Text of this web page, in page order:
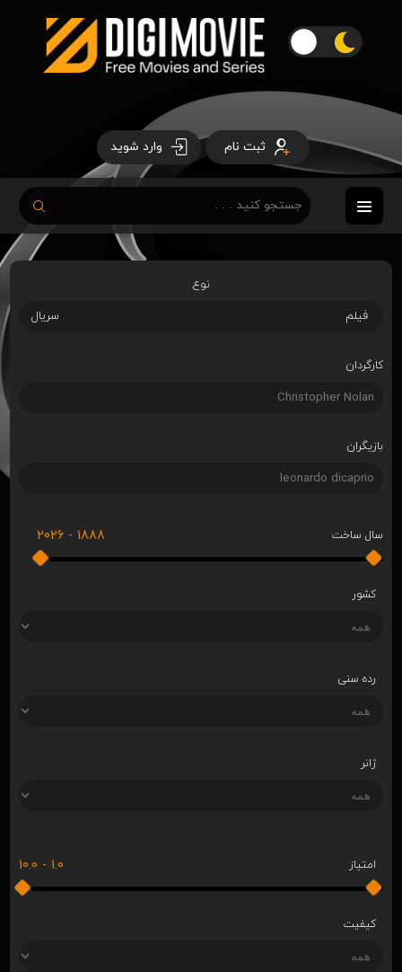
ثبت نام وارد شوید
نوع
فیلم
سریال
کارگردان
بازیگران
سال ساخت 1888
-
2026
کشور
رده سنی
ژانر
امتیاز 1.0
-
10.0
کیفیت